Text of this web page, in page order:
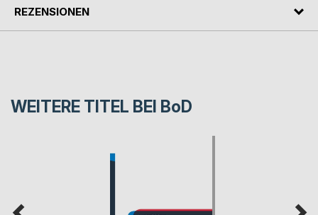
REZENSIONEN
WEITERE TITEL BEI BoD